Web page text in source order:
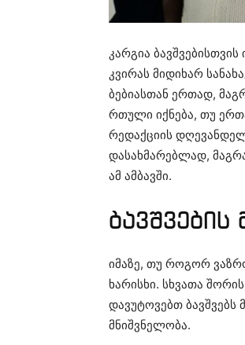
კარგია
კვირას მიდიხარ
ბებიასთან ერთად,
რთული იქნება, თუ
რედაქციის
დასახმარებლად,
ამ ამბავში.
იმაზე, თუ როგორ
ხარისხი. სხვათა
დავუტოვებთ
მნიშვნელობა.